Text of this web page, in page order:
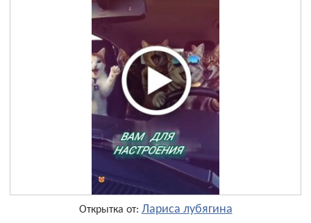
Открытка от: Лариса лубягина